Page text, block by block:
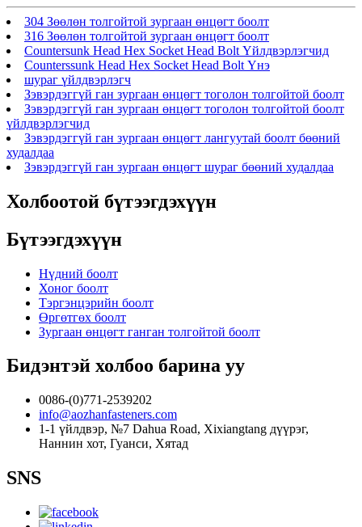
304 Зөөлөн толгойтой зургаан өнцөгт боолт
316 Зөөлөн толгойтой зургаан өнцөгт боолт
Countersunk Head Hex Socket Head Bolt Үйлдвэрлэгчид
Counterssunk Head Hex Socket Head Bolt Үнэ
шураг үйлдвэрлэгч
Зэвэрдэггүй ган зургаан өнцөгт тоголон толгойтой боолт
Зэвэрдэггүй ган зургаан өнцөгт тоголон толгойтой боолт
үйлдвэрлэгчид
Зэвэрдэггүй ган зургаан өнцөгт лангуутай боолт бөөний
худалдаа
Зэвэрдэггүй ган зургаан өнцөгт шураг бөөний худалдаа
Холбоотой бүтээгдэхүүн
Бүтээгдэхүүн
Нүдний боолт
Хоног боолт
Тэргэнцэрийн боолт
Өргөтгөх боолт
Зургаан өнцөгт ганган толгойтой боолт
Бидэнтэй холбоо барина уу
0086-(0)771-2539202
info@aozhanfasteners.com
1-1 үйлдвэр, №7 Dahua Road, Xixiangtang дүүрэг,
Наннин хот, Гуанси, Хятад
SNS